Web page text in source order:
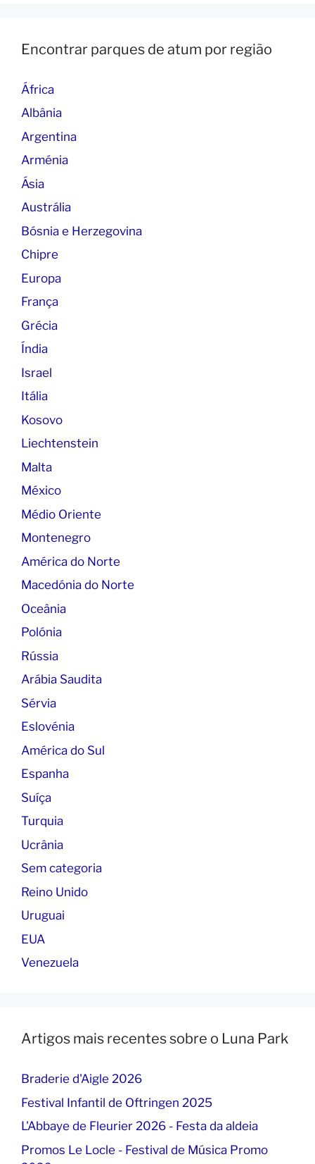
Encontrar parques de atum por região
África
Albânia
Argentina
Arménia
Ásia
Austrália
Bósnia e Herzegovina
Chipre
Europa
França
Grécia
Índia
Israel
Itália
Kosovo
Liechtenstein
Malta
México
Médio Oriente
Montenegro
América do Norte
Macedónia do Norte
Oceânia
Polónia
Rússia
Arábia Saudita
Sérvia
Eslovénia
América do Sul
Espanha
Suíça
Turquia
Ucrânia
Sem categoria
Reino Unido
Uruguai
EUA
Venezuela
Artigos mais recentes sobre o Luna Park
Braderie d'Aigle 2026
Festival Infantil de Oftringen 2025
L'Abbaye de Fleurier 2026 - Festa da aldeia
Promos Le Locle - Festival de Música Promo